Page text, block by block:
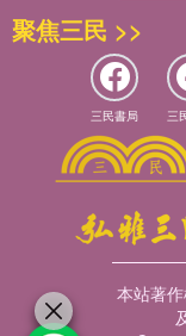
聚焦三民 >>
三民書局 三
本站著